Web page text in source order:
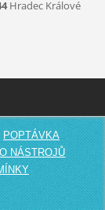
Hradec Králové
POPTÁVKA
NÁSTROJŮ